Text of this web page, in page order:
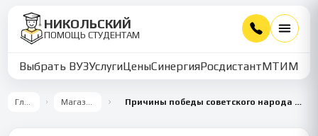
НИКОЛЬСКИЙ
ПОМОЩЬ СТУДЕНТАМ
Выбрать ВУЗУслугиЦеныСинергияРосдистантМТИММУ
Главная Магазин работ Причины победы советского народа в Великой Отечественной войне